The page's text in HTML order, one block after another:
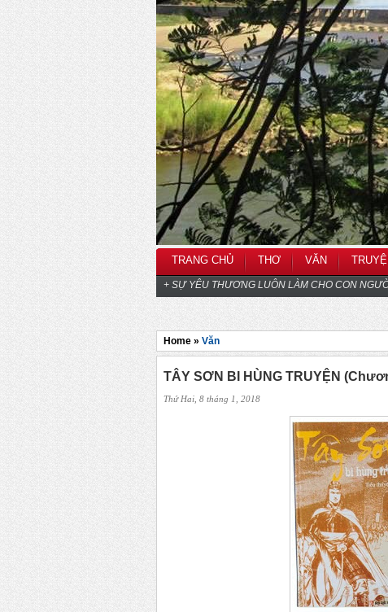
TRANG CHỦ THƠ VĂN
+ SỰ YÊU THƯƠNG LUÔN LÀM CHO CON
Home » Văn
TÂY SƠN BI HÙNG TRUYỆN
Thứ Hai, 8 tháng 1, 2018